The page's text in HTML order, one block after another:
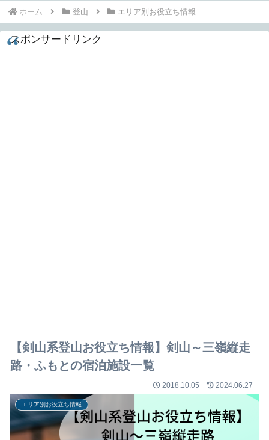
ホーム 登山 エリア別お役立ち情報
スポンサードリンク
【剣山系登山お役立ち情報】剣山～三嶺縦走
路・ふもとの宿泊施設一覧
2018.10.05 2024.06.27
エリア別お役立ち情報